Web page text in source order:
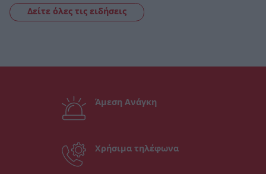
Δείτε όλες τις ειδήσεις
Άμεση Ανάγκη
Χρήσιμα τηλέφωνα